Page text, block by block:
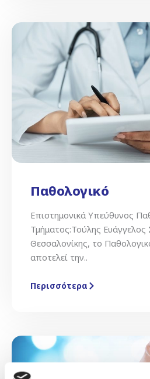
Παθολογικό
Επιστημονικά Υπεύθυνος
Τμήματος:Τούλης Ευάγγελος
Θεσσαλονίκης, το
αποτελεί την..
Περισσότερα